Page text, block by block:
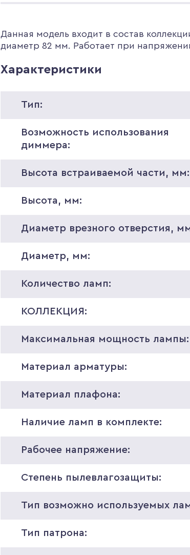
Данная модель входит в состав
диаметр 82 мм. Работает при
Характеристики
Тип:
Возможность использования
диммера:
Высота встраиваемой части, мм:
Высота, мм:
Диаметр врезного отверстия,
Диаметр, мм:
Количество ламп:
КОЛЛЕКЦИЯ:
Максимальная мощность лампы:
Материал арматуры:
Материал плафона:
Наличие ламп в комплекте:
Рабочее напряжение:
Степень пылевлагозащиты:
Тип возможно используемых
Тип патрона: